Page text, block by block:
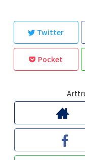
Twitter
Pocket